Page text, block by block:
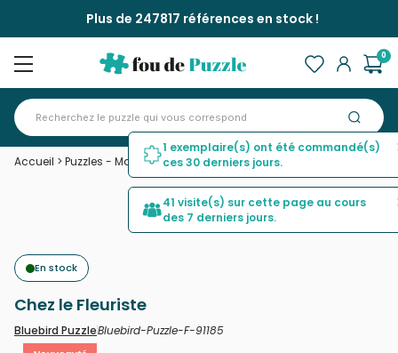
Plus de 247817 références en stock !
0
Accueil > Puzzles - Magasins et Centre Ville >Chez le Fleuriste
En stock
Chez le Fleuriste
Bluebird PuzzleBluebird-Puzzle-F-91185
1 exemplaire(s) ont été commandé(s)
ces 30 derniers jours.
41 visite(s) sur cette page au cours
des 7 derniers jours.